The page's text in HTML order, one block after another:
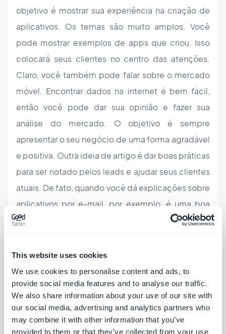
This website uses cookies
We use cookies to personalise content and ads, to
provide social media features and to analyse our traffic.
We also share information about your use of our site with
our social media, advertising and analytics partners who
may combine it with other information that you’ve
provided to them or that they’ve collected from your use
objetivo é mostrar sua experiência na criação de
aplicativos. Os temas são muito amplos. Você
pode mostrar exemplos de apps que criou. Isso
colocará seus clientes no centro das atenções.
Claro, você também pode falar sobre o mercado
móvel. Encontrar dados na internet é bem fácil,
então você pode dar sua opinião e fazer sua
análise do mercado. O objetivo é sempre
apresentar o seu negócio de uma forma agradável
e positiva. Outra ideia de artigo é dar boas práticas
para ser notado pelos leads e ajudar seus clientes
atuais. De fato, quando você dá explicações sobre
aplicativos por e-mail, por exemplo, é uma boa
ideia apoiar suas palavras com uma postagem no
poderá guardar e usar mais tarde. Essa também é
uma boa maneira de economizar tempo ao lidar
com suas solicitações de suporte. Finalmente,
você pode usar o tempo para falar sobre um
assunto mais leve ou inusitado. Até mesmo seus